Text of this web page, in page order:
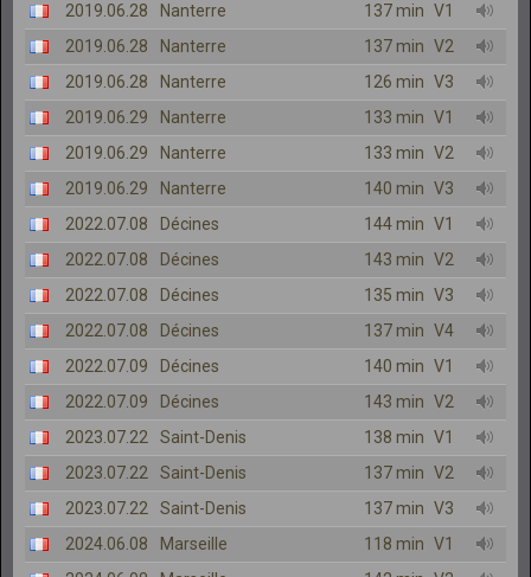
2019.06.28
Nanterre 137 min V1
2019.06.28
Nanterre 137 min V2
2019.06.28
Nanterre 126 min V3
2019.06.29
Nanterre 133 min V1
2019.06.29
Nanterre 133 min V2
2019.06.29
Nanterre 140 min V3
2022.07.08
Décines 144 min V1
2022.07.08
Décines 143 min V2
2022.07.08
Décines 135 min V3
2022.07.08
Décines 137 min V4
2022.07.09
Décines 140 min V1
2022.07.09
Décines 143 min V2
2023.07.22
Saint-Denis 138 min V1
2023.07.22
Saint-Denis 137 min V2
2023.07.22
Saint-Denis 137 min V3
2024.06.08
Marseille 118 min V1